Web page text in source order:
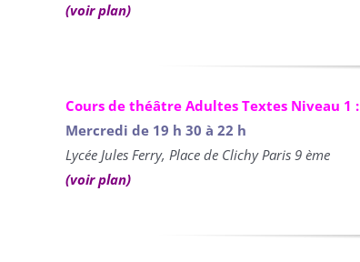
(voir plan)
Cours de théâtre Adultes Textes Niveau 1 :
Mercredi de 19 h 30 à 22 h
Lycée Jules Ferry, Place de Clichy Paris 9 ème
(voir plan)